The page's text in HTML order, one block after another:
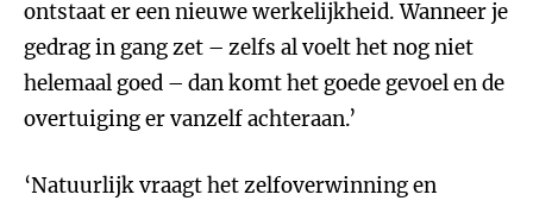
ontstaat er een nieuwe werkelijkheid. Wanneer je
gedrag in gang zet – zelfs al voelt het nog niet
helemaal goed – dan komt het goede gevoel en de
overtuiging er vanzelf achteraan.’
‘Natuurlijk vraagt het zelfoverwinning en